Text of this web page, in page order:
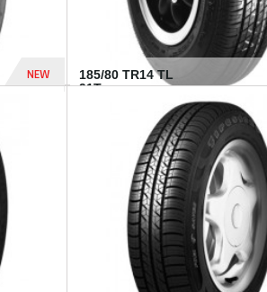
NEW
185/80 TR14 TL
91T...